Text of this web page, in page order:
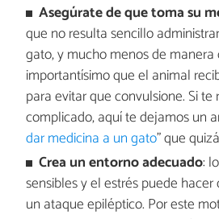
Asegúrate de que toma su
que no resulta sencillo
gato, y mucho menos de manera
importantísimo que el animal
para evitar que convulsione. Si
complicado, aquí te dejamos un
dar medicina a un gato" que
Crea un entorno adecuado:
sensibles y el estrés puede
un ataque epiléptico. Por este